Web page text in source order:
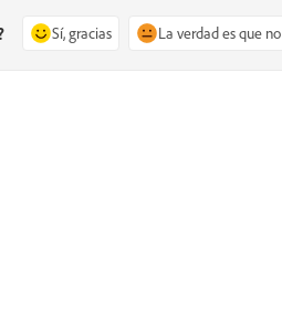
Sí, gracias La verdad es que no